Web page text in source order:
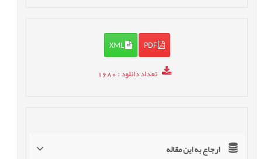
PDF
XML
تعداد دانلود: 1680
ارجاع به این مقاله